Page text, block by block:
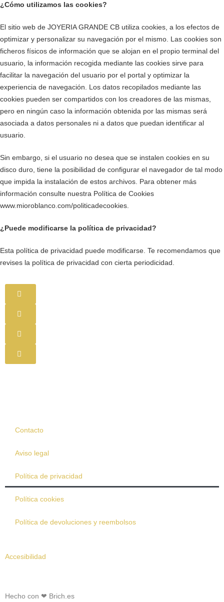
¿Cómo utilizamos las cookies?
El sitio web de JOYERIA GRANDE CB utiliza cookies, a los efectos de
optimizar y personalizar su navegación por el mismo. Las cookies son
ficheros físicos de información que se alojan en el propio terminal del
usuario, la información recogida mediante las cookies sirve para
facilitar la navegación del usuario por el portal y optimizar la
experiencia de navegación. Los datos recopilados mediante las
cookies pueden ser compartidos con los creadores de las mismas,
pero en ningún caso la información obtenida por las mismas será
asociada a datos personales ni a datos que puedan identificar al
usuario.
Sin embargo, si el usuario no desea que se instalen cookies en su
disco duro, tiene la posibilidad de configurar el navegador de tal modo
que impida la instalación de estos archivos. Para obtener más
información consulte nuestra Política de Cookies
www.mioroblanco.com/politicadecookies.
¿Puede modificarse la política de privacidad?
Esta política de privacidad puede modificarse. Te recomendamos que
revises la política de privacidad con cierta periodicidad.
Contacto
Aviso legal
Política de privacidad
Política cookies
Política de devoluciones y reembolsos
Accesibilidad
Hecho con ❤ Brich.es